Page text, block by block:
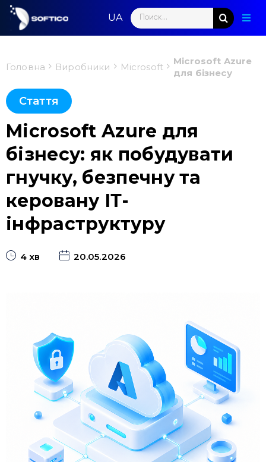
Skip
content
Search
for:
Головна Виробники Microsoft
Microsoft Azure
для бізнесу
Стаття
Microsoft Azure для
бізнесу: як побудувати
гнучку, безпечну та
керовану ІТ-
інфраструктуру
4 хв 20.05.2026